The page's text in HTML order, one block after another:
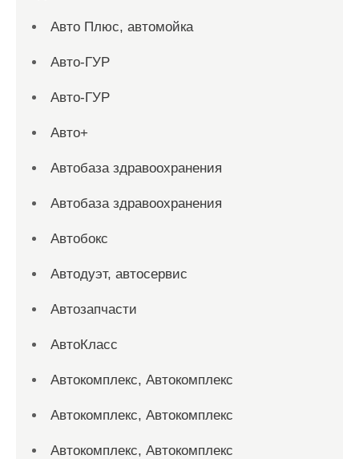
Авто Плюс, автомойка
Авто-ГУР
Авто-ГУР
Авто+
Автобаза здравоохранения
Автобаза здравоохранения
Автобокс
Автодуэт, автосервис
Автозапчасти
АвтоКласс
Автокомплекс, Автокомплекс
Автокомплекс, Автокомплекс
Автокомплекс, Автокомплекс